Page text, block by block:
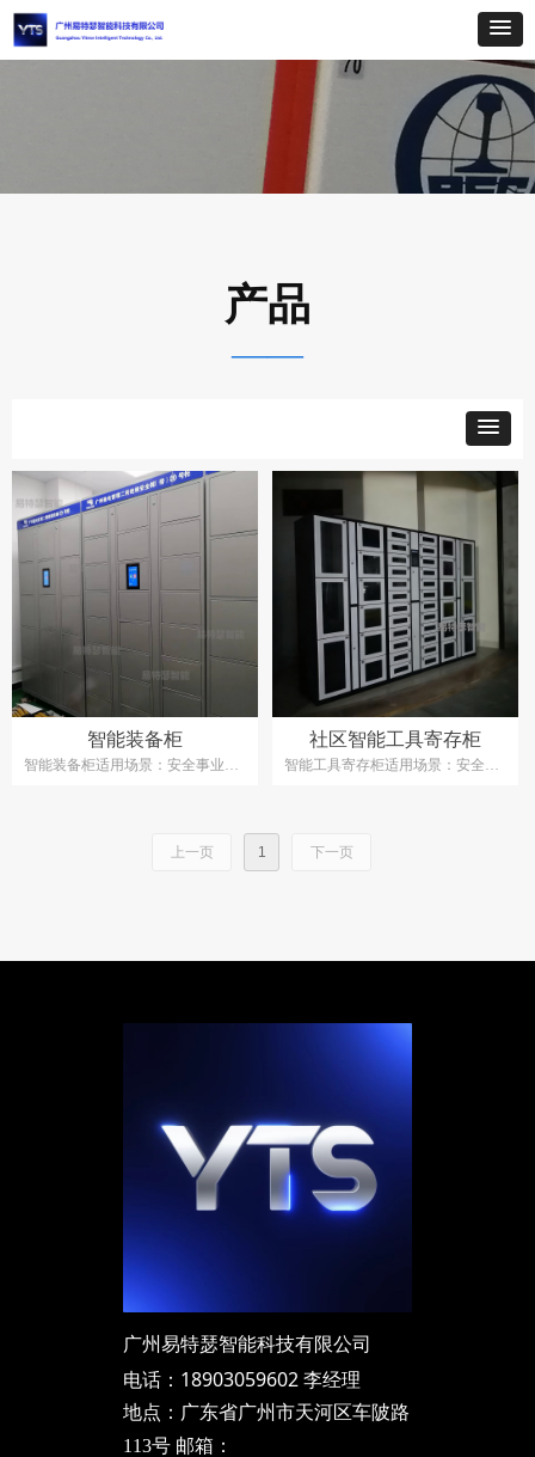
智能装备柜
智能装备柜适用场景：安全事业单
社区智能工具寄存柜
智能工具寄存柜适用场景：安全事
上一页 1 下一页
产品
——
广州易特瑟智能科技有限公司
电话：18903059602 李经理
地点：广东省广州市天河区车陂路
113号 邮箱：